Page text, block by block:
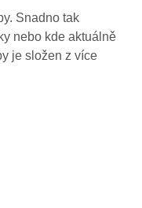
20:00
19:50
19:40
Snadno tak
nebo kde aktuálně
je složen z více